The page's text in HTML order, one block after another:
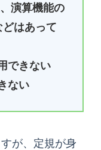
演算機能の
はあって
できない
ない
が、定規が身